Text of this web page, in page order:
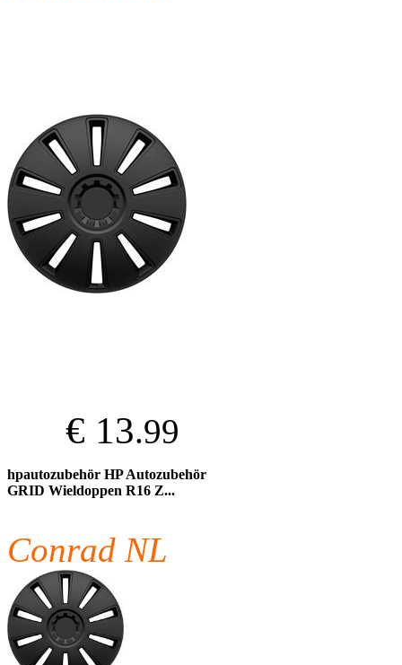
€ 13.99
hpautozubehör HP Autozubehör
GRID Wieldoppen R16 Z...
Conrad NL